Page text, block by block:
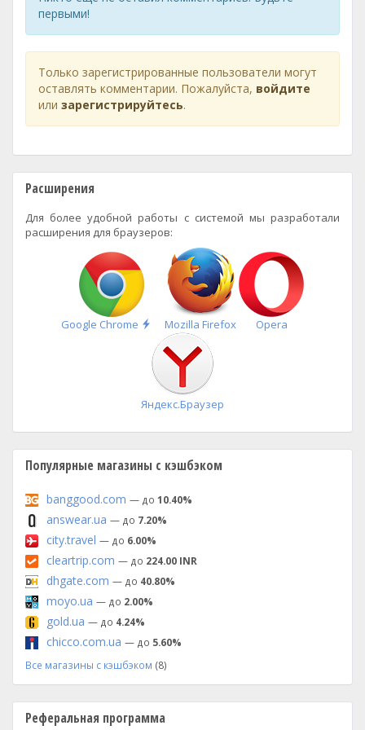
первыми!
Только зарегистрированные пользователи могут
оставлять комментарии. Пожалуйста, войдите
или зарегистрируйтесь.
Расширения
Для более удобной работы с системой мы разработали
расширения для браузеров:
Google Chrome
Быстрая
установка
Mozilla Firefox Opera
Яндекс.Браузер
Популярные магазины с кэшбэком
banggood.com — до 10.40%
answear.ua — до 7.20%
city.travel — до 6.00%
cleartrip.com — до 224.00 INR
dhgate.com — до 40.80%
moyo.ua — до 2.00%
gold.ua — до 4.24%
chicco.com.ua — до 5.60%
Все магазины с кэшбэком (8)
Реферальная программа